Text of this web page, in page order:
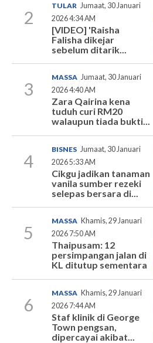
2
TULAR Jumaat, 30 Januari
2026 4:34 AM
[VIDEO] 'Raisha
Falisha dikejar
sebelum ditarik...
3
MASSA Jumaat, 30 Januari
2026 4:40 AM
Zara Qairina kena
tuduh curi RM20
walaupun tiada bukti...
4
BISNES Jumaat, 30 Januari
2026 5:33 AM
Cikgu jadikan tanaman
vanila sumber rezeki
selepas bersara di...
5
MASSA Khamis, 29 Januari
2026 7:50 AM
Thaipusam: 12
persimpangan jalan di
KL ditutup sementara
6
MASSA Khamis, 29 Januari
2026 7:44 AM
Staf klinik di George
Town pengsan,
dipercayai akibat...